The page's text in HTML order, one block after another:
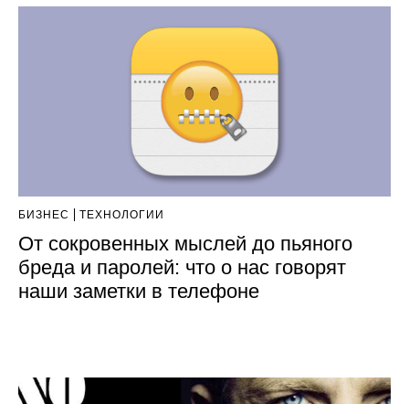
БИЗНЕС ТЕХНОЛОГИИ
От сокровенных мыслей до пьяного
бреда и паролей: что о нас говорят
наши заметки в телефоне